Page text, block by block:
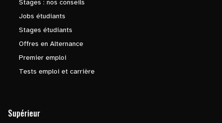
Stages : nos conseils
Jobs étudiants
Stages étudiants
Offres en Alternance
Premier emploi
Tests emploi et carrière
Supérieur